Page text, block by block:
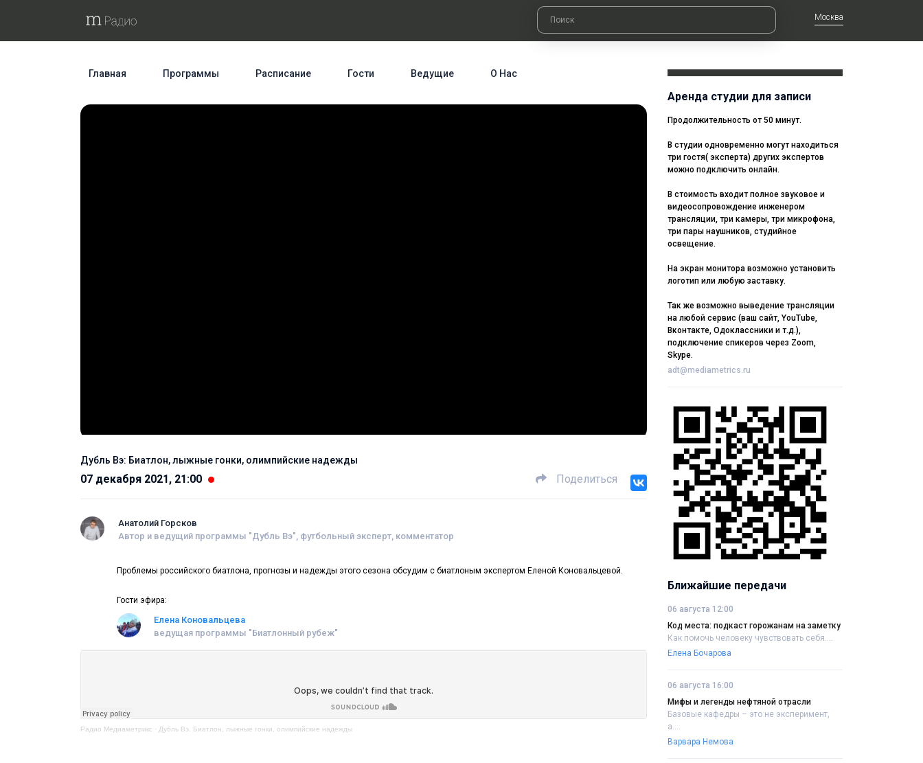
Москва
Главная Программы Расписание Гости Ведущие О Нас
Дубль Вэ: Биатлон, лыжные гонки, олимпийские надежды
07 декабря 2021, 21:00 Поделиться
Анатолий Горсков
Автор и ведущий программы "Дубль Вэ", футбольный эксперт, комментатор
Проблемы российского биатлона, прогнозы и надежды этого сезона обсудим с биатлоным экспертом Еленой Коновальцевой.
Гости эфира:
Елена Коновальцева
ведущая программы "Биатлонный рубеж"
Радио Медиаметрикс · Дубль Вэ. Биатлон, лыжные гонки, олимпийские надежды
Аренда студии для записи
Продолжительность от 50 минут.
В студии одновременно могут находиться
три гостя( эксперта) других экспертов
можно подключить онлайн.
В стоимость входит полное звуковое и
видеосопровождение инженером
трансляции, три камеры, три микрофона,
три пары наушников, студийное
освещение.
На экран монитора возможно установить
логотип или любую заставку.
Так же возможно выведение трансляции
на любой сервис (ваш сайт, YouTube,
Вконтакте, Одоклассники и т.д.),
подключение спикеров через Zoom,
Skype.
adt@mediametrics.ru
Ближайшие передачи
06 августа 12:00
Код места: подкаст горожанам на заметку
Как помочь человеку чувствовать себя....
Елена Бочарова
06 августа 16:00
Мифы и легенды нефтяной отрасли
Базовые кафедры – это не эксперимент,
а....
Варвара Немова